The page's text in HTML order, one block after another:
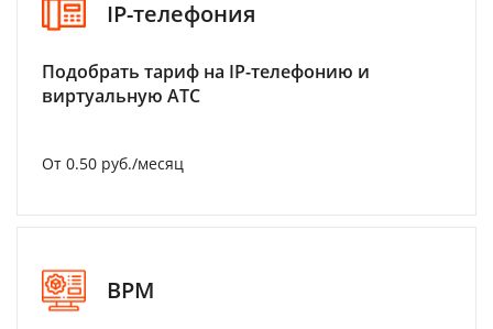
IP-телефония
Подобрать тариф на IP-телефонию и
виртуальную АТС
От 0.50 руб./месяц
BPM